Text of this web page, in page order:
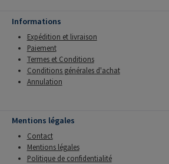
Informations
Expédition et livraison
Paiement
Termes et Conditions
Conditions générales d'achat
Annulation
Mentions légales
Contact
Mentions légales
Politique de confidentialité